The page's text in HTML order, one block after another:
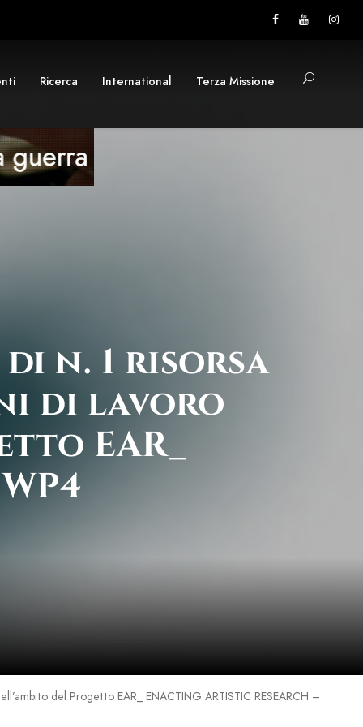
Ricerca International Terza Missione
n. 1 risorsa
di lavoro
EAR_
del Progetto EAR_ ENACTING ARTISTIC RESEARCH –